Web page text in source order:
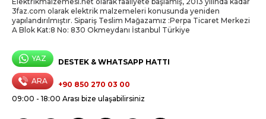
3faz.com olarak elektrik malzemeleri konusunda yeniden
yapılandırılmıştır. Sipariş Teslim Mağazamız :Perpa Ticaret Merkezi
A Blok Kat:8 No: 830 Okmeydanı İstanbul Türkiye
YAZ DESTEK & WHATSAPP HATTI
ARA
+90 850 270 03 00
09:00 - 18:00 Arası bize ulaşabilirsiniz